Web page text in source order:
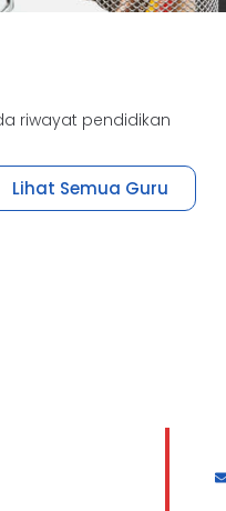
riwayat pendidikan
Lihat Semua Guru